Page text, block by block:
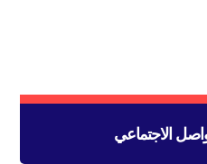
الاجتماعي